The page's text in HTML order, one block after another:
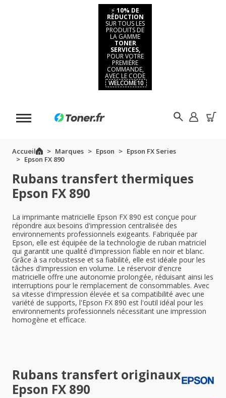
⚡ 10% DE
RÉDUCTION
SUR TOUS LES
PRODUITS DE
LA GAMME
TONER
SERVICES,
POUR VOTRE
PREMIÈRE
COMMANDE,
AVEC LE CODE
WELCOME10
Accueil Marques Epson
Epson FX Series
Epson FX 890
Rubans transfert thermiques
Epson FX 890
La imprimante matricielle Epson FX 890 est conçue pour
répondre aux besoins d'impression centralisée des
environnements professionnels exigeants. Fabriquée par
Epson, elle est équipée de la technologie de ruban matriciel
qui garantit une qualité d'impression fiable en noir et blanc.
Grâce à sa robustesse et sa fiabilité, elle est idéale pour les
tâches d'impression en volume. Le réservoir d'encre
matricielle offre une autonomie prolongée, réduisant ainsi les
interruptions pour le remplacement de consommables. Avec
sa vitesse d'impression élevée et sa compatibilité avec une
variété de supports, l'Epson FX 890 est l'outil idéal pour les
environnements professionnels nécessitant une impression
homogène et efficace.
Rubans transfert originaux
Epson FX 890